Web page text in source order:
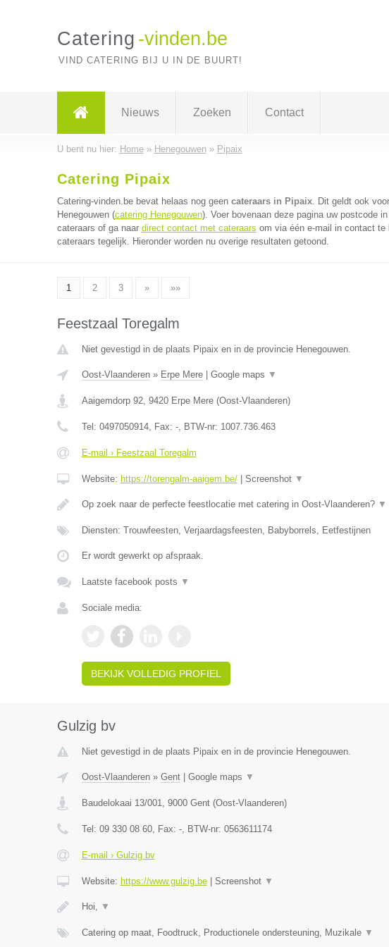
Catering -vinden.be
VIND CATERING BIJ U IN DE BUURT!
Nieuws Zoeken Contact
U bent nu hier: Home» Henegouwen» Pipaix
Catering Pipaix
Catering-vinden.be bevat helaas nog geen cateraars in Pipaix. Dit geldt ook
Henegouwen (catering Henegouwen). Voer bovenaan deze pagina uw postcode
cateraars of ga naar direct contact met cateraars om via één e-mail in contact te
cateraars tegelijk. Hieronder worden nu overige resultaten getoond.
1 2 3 » »»
Feestzaal Toregalm
Niet gevestigd in de plaats Pipaix en in de provincie Henegouwen.
Oost-Vlaanderen» Erpe Mere| Google maps ▼
Aaigemdorp 92, 9420 Erpe Mere(Oost-Vlaanderen)
Tel: 0497050914, Fax: -, BTW-nr: 1007.736.463
E-mail › Feestzaal Toregalm
Website: https://torengalm-aaigem.be/| Screenshot ▼
Op zoek naar de perfecte feestlocatie met catering in Oost-Vlaanderen? ▼
Diensten: Trouwfeesten, Verjaardagsfeesten, Babyborrels, Eetfestijnen
Er wordt gewerkt op afspraak.
Laatste facebook posts ▼
Sociale media:
BEKIJK VOLLEDIG PROFIEL
Gulzig bv
Niet gevestigd in de plaats Pipaix en in de provincie Henegouwen.
Oost-Vlaanderen» Gent| Google maps ▼
Baudelokaai 13/001, 9000 Gent(Oost-Vlaanderen)
Tel: 09 330 08 60, Fax: -, BTW-nr: 0563611174
E-mail › Gulzig bv
Website: https://www.gulzig.be| Screenshot ▼
Hoi, ▼
Catering op maat, Foodtruck, Productionele ondersteuning, Muzikale ▼